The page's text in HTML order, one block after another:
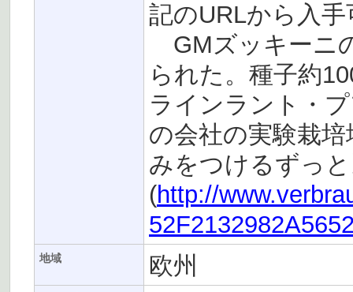
記のURLから入
GMズッキーニ
られた。種子約
ラインラント・
の会社の実験栽
みをつけるずっ
(http://
地域 欧州